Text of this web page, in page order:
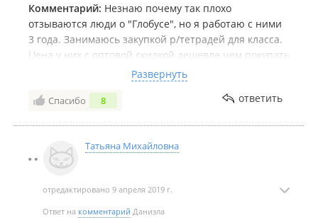
Комментарий: Незнаю почему так плохо
отзываются люди о "Глобусе", но я работаю с ними
3 года. Занимаюсь закупкой р/тетрадей для класса.
Цена у них с оптовой скидкой дешевле чем покупать
через интернет. В этом убедилась одна наша
родительница.Интересовалась ценой я и в других
подобных магазинах города. Заказ делаю по эл.
филиале на Спортивной. Никогда мне никто не
грубил и я тоже обращаюсь с уважением к
рабочего дня, когда люди уже отстояли на ногах
целый день. Особенно хочу отметить приятную
Развернуть
Спасибо 8 ответить
Татьяна Михайловна
отредактировано 9 апреля 2019 г.
Ответ на комментарий Даниэла